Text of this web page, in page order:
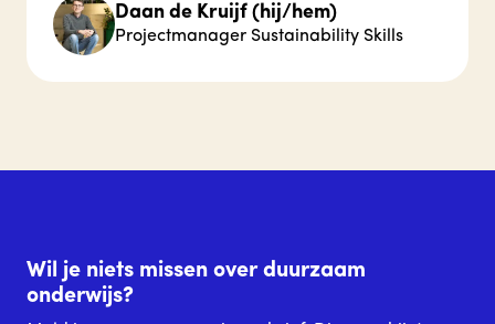
Daan de Kruijf (hij/hem)
Projectmanager Sustainability Skills
Wil je niets missen over duurzaam
onderwijs?